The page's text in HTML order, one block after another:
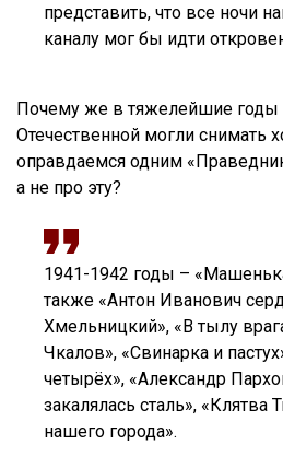
представить, что все ночи
каналу мог бы идти
Почему же в тяжелейшие годы
Отечественной могли снимать
оправдаемся одним
а не про эту?
1941-1942 годы –
также «Антон Иванович
Хмельницкий», «В тылу
Чкалов», «Свинарка и
четырёх», «Александр
закалялась сталь», «Клятва
нашего города».